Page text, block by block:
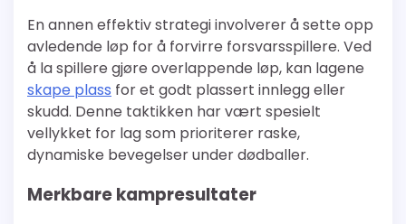
En annen effektiv strategi involverer å sette opp
avledende løp for å forvirre forsvarsspillere. Ved
å la spillere gjøre overlappende løp, kan lagene
skape plass for et godt plassert innlegg eller
skudd. Denne taktikken har vært spesielt
vellykket for lag som prioriterer raske,
dynamiske bevegelser under dødballer.
Merkbare kampresultater